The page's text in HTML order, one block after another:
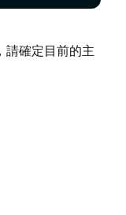
請確定目前的主